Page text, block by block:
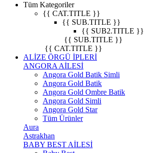
Tüm Kategoriler
{{ CAT.TITLE }}
{{ SUB.TITLE }}
{{ SUB2.TITLE }}
{{ SUB.TITLE }}
{{ CAT.TITLE }}
ALİZE ÖRGÜ İPLERİ
ANGORA AİLESİ
Angora Gold Batik Simli
Angora Gold Batik
Angora Gold Ombre Batik
Angora Gold Simli
Angora Gold Star
Tüm Ürünler
Aura
Astrakhan
BABY BEST AİLESİ